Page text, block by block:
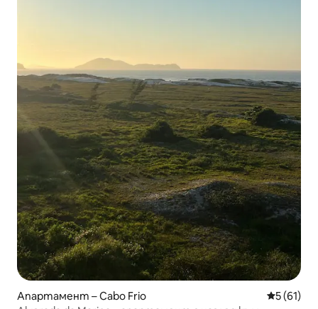
Апартамент – Cabo Frio Средна
5 (61)